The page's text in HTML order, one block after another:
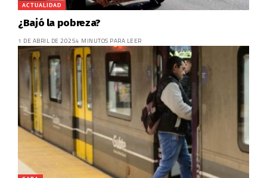
ACTUALIDAD
¿Bajó la pobreza?
1 DE ABRIL DE 20254 MINUTOS PARA LEER